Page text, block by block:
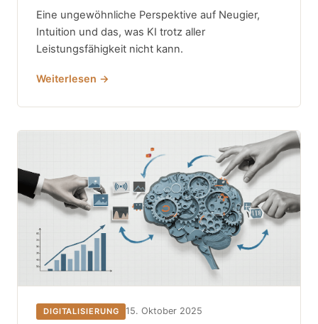
Eine ungewöhnliche Perspektive auf Neugier,
Intuition und das, was KI trotz aller
Leistungsfähigkeit nicht kann.
Weiterlesen →
DIGITALISIERUNG 15. Oktober 2025